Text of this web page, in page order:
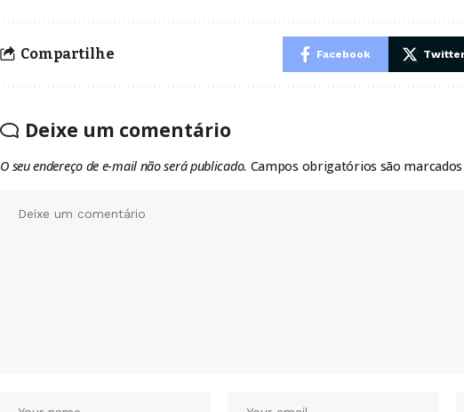
Compartilhe Facebook
Deixe um comentário
O seu endereço de e-mail não será publicado. Campos obrigatórios são